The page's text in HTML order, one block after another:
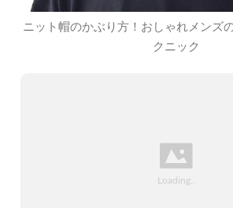
ニット帽のかぶり方！おしゃれメンズ
クニック